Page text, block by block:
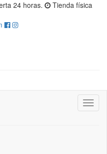
24 horas.
Tienda física